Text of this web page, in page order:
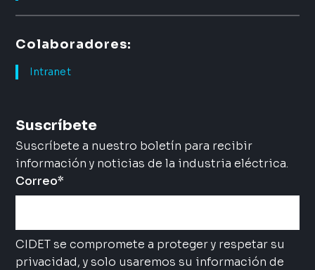
Colaboradores:
Intranet
Suscríbete
Suscríbete a nuestro boletín para recibir
información y noticias de la industria eléctrica.
Correo*
CIDET se compromete a proteger y respetar su
privacidad, y solo usaremos su información de